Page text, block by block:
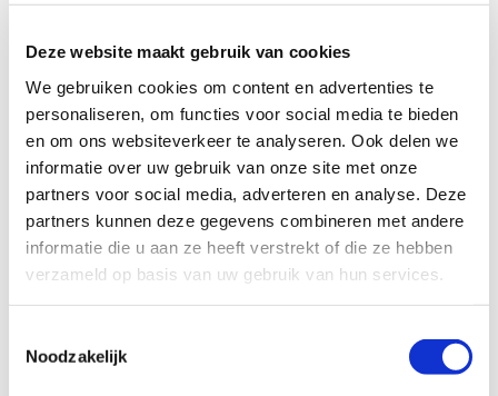
Deze website maakt gebruik van cookies
We gebruiken cookies om content en advertenties te
personaliseren, om functies voor social media te bieden
en om ons websiteverkeer te analyseren. Ook delen we
informatie over uw gebruik van onze site met onze
partners voor social media, adverteren en analyse. Deze
partners kunnen deze gegevens combineren met andere
informatie die u aan ze heeft verstrekt of die ze hebben
verzameld op basis van uw gebruik van hun services.
Noodzakelijk
Profiel steungezin
Wij zoeken een steungezin in Amstelveen:
Waar deze jongen maandelijks op
zaterdag een middag welkom is en kan
mee-eten;
Met een leeftijdsgenootje.
Bijzonderheden